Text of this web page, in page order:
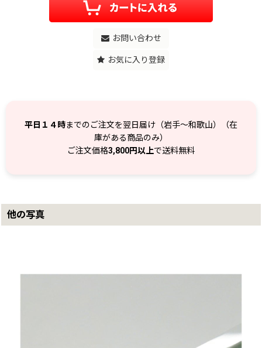
お問い合わせ
お気に入り登録
平日１４時までのご注文を翌日届け（岩手～和歌山）（在
庫がある商品のみ）
ご注文価格3,800円以上で送料無料
他の写真